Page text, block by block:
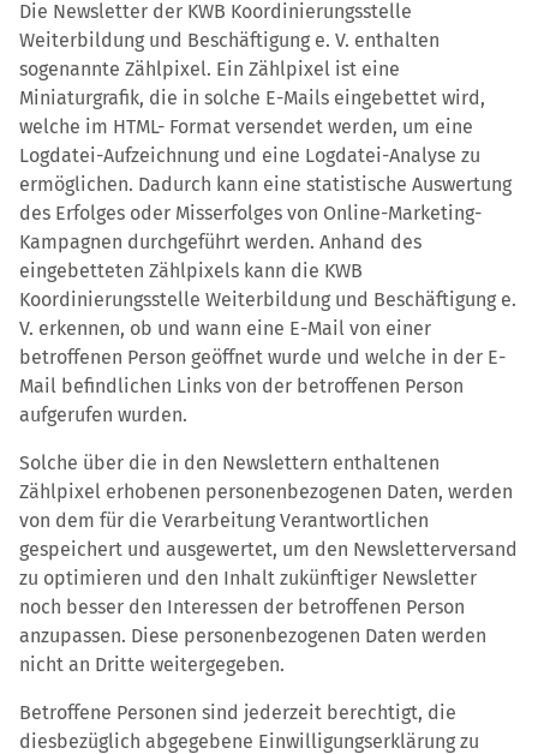
Die Newsletter der KWB Koordinierungsstelle
Weiterbildung und Beschäftigung e. V. enthalten
sogenannte Zählpixel. Ein Zählpixel ist eine
Miniaturgrafik, die in solche E-Mails eingebettet wird,
welche im HTML- Format versendet werden, um eine
Logdatei-Aufzeichnung und eine Logdatei-Analyse zu
ermöglichen. Dadurch kann eine statistische Auswertung
des Erfolges oder Misserfolges von Online-Marketing-
Kampagnen durchgeführt werden. Anhand des
eingebetteten Zählpixels kann die KWB
Koordinierungsstelle Weiterbildung und Beschäftigung e.
V. erkennen, ob und wann eine E-Mail von einer
betroffenen Person geöffnet wurde und welche in der E-
Mail befindlichen Links von der betroffenen Person
aufgerufen wurden.
Solche über die in den Newslettern enthaltenen
Zählpixel erhobenen personenbezogenen Daten, werden
von dem für die Verarbeitung Verantwortlichen
gespeichert und ausgewertet, um den Newsletterversand
zu optimieren und den Inhalt zukünftiger Newsletter
noch besser den Interessen der betroffenen Person
anzupassen. Diese personenbezogenen Daten werden
nicht an Dritte weitergegeben.
Betroffene Personen sind jederzeit berechtigt, die
diesbezüglich abgegebene Einwilligungserklärung zu